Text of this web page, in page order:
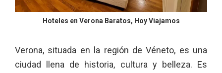
Hoteles en Verona Baratos, Hoy Viajamos
Verona, situada en la región de Véneto, es una
ciudad llena de historia, cultura y belleza. Es